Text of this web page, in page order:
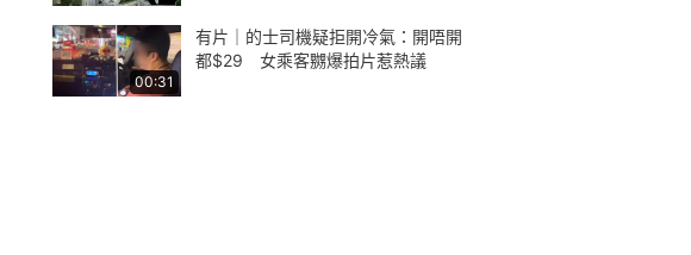
00:31
有片｜的士司機疑拒開冷氣：開唔開
都$29 女乘客嬲爆拍片惹熱議